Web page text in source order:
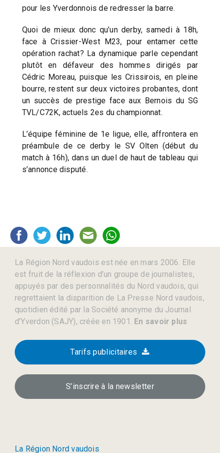
pour les Yverdonnois de redresser la barre.
Quoi de mieux donc qu’un derby, samedi à 18h,
face à Crissier-West M23, pour entamer cette
opération rachat? La dynamique parle cependant
plutôt en défaveur des hommes dirigés par
Cédric Moreau, puisque les Crissirois, en pleine
bourre, restent sur deux victoires probantes, dont
un succès de prestige face aux Bernois du SG
TVL/C72K, actuels 2es du championnat.
L’équipe féminine de 1e ligue, elle, affrontera en
préambule de ce derby le SV Olten (début du
match à 16h), dans un duel de haut de tableau qui
s’annonce disputé.
La Région Nord vaudois est née en mars 2006. Elle
est fruit de la réflexion d’un groupe de journalistes,
appuyés par des personnalités du Nord vaudois, qui
regrettaient la disparition de La Presse Nord vaudois,
quotidien édité par la Société anonyme du Journal
d’Yverdon (SAJY), créée en 1901. En savoir plus
Tarifs publicitaires
S’inscrire à la newsletter
La Région Nord vaudois